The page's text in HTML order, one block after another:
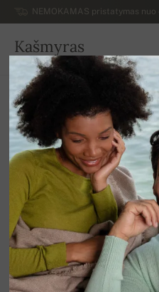
NEMOKAMAS pristatymas
Kašmyras
LIETUVA
Atgal
Moteriški kašmyro megztiniai
Moteriški megztiniai V formos